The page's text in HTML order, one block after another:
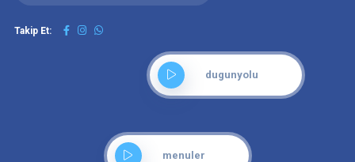
Takip Et:
dugunyolu
menuler